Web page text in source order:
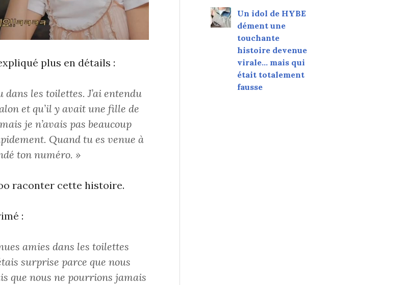
plus en détails :
les toilettes. J’ai entendu
et qu’il y avait une fille de
je n’avais pas beaucoup
Quand tu es venue à
ton numéro. »
raconter cette histoire.
:
amies dans les toilettes
surprise parce que nous
que nous ne pourrions jamais
Un idol de HYBE
dément une
touchante
histoire devenue
virale... mais qui
était totalement
fausse